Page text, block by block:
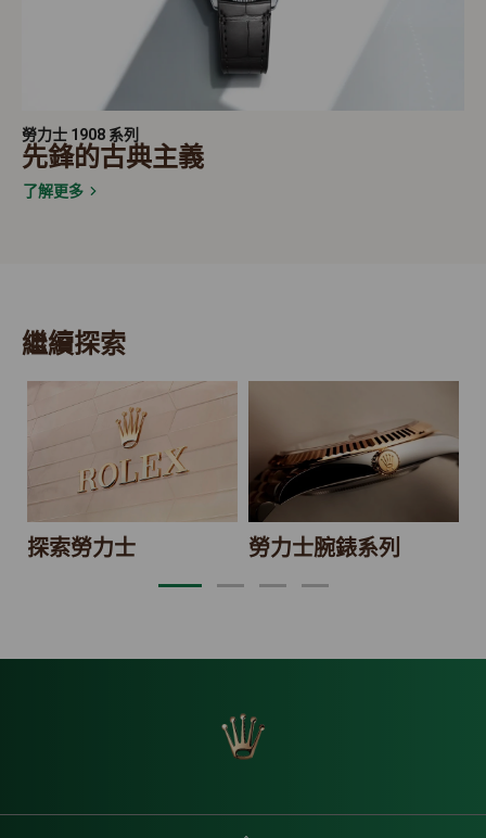
勞力士 1908 系列
先鋒的古典主義
了解更多
繼續探索
探索勞力士 勞力士腕錶系列